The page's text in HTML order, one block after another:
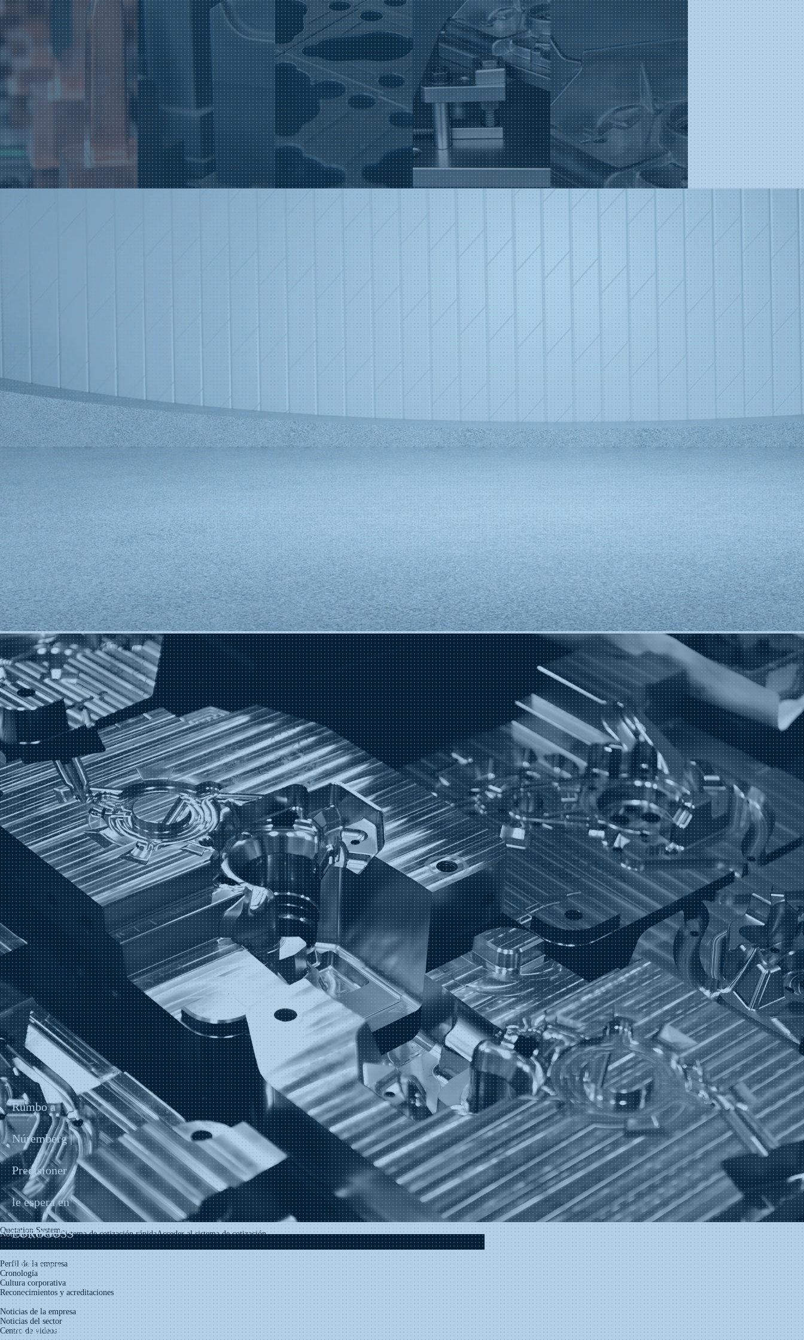
Acerca de nosotros
Shenzhen Precisioner Diecasting Mold Co., Ltd. se especializa en el diseño y la fabricación de moldes de fundición a presión para aleaciones de aluminio, magnesio y zinc.
Nuestros servicios integrales para moldes de fundición a presión incluyen: moldes de fundición a presión, troqueles de recorte complementarios, moldes para prototipos rápidos y soluciones profesionales de dispositivos de sujeción y
posicionamiento.
Asimismo, ofrecemos una cartera de servicios que abarca desde el diseño de moldes y piezas de fundición a presión hasta la producción de lotes pequeños, así como el mantenimiento, la reparación, la optimización, la renovación y las
pruebas profesionales de moldes.
160+Profesionales técnicos6000+Más de 6000 moldes de fundición a presión6600 T Tonelaje máximo compatible con las máquinas de fundición a presión Ver más
Quotation SystemSistema de cotización rápidaAcceder al sistema de cotización
Noticias y medios
Rumbo a
Núremberg |
Precisioner
le espera en
EUROGUSS
2026 para
celebrar un
encuentro
Presentación del grupo
Perfil de la empresa
Cronología
Cultura corporativa
Reconocimientos y acreditaciones
Noticias y medios
Noticias de la empresa
Noticias del sector
Centro de videos